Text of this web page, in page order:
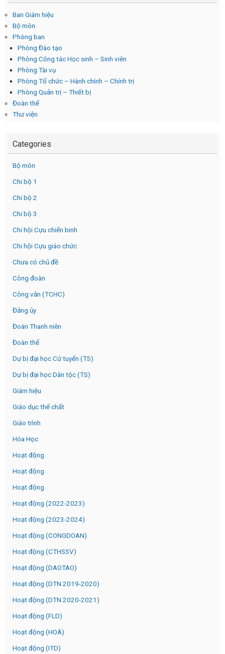
Ban Giám hiệu
Bộ môn
Phòng ban
Phòng Đào tạo
Phòng Công tác Học sinh – Sinh viên
Phòng Tài vụ
Phòng Tổ chức – Hành chính – Chính trị
Phòng Quản trị – Thiết bị
Đoàn thể
Thư viện
Categories
Bộ môn
Chi bộ 1
Chi bộ 2
Chi bộ 3
Chi hội Cựu chiến binh
Chi hội Cựu giáo chức
Chưa có chủ đề
Công đoàn
Công văn (TCHC)
Đảng ủy
Đoàn Thanh niên
Đoàn thể
Dự bị đại học Cử tuyển (TS)
Dự bị đại học Dân tộc (TS)
Giám hiệu
Giáo dục thể chất
Giáo trình
Hóa Học
Hoạt động
Hoạt động
Hoạt động
Hoạt động (2022-2023)
Hoạt động (2023-2024)
Hoạt động (CONGDOAN)
Hoạt động (CTHSSV)
Hoạt động (DAOTAO)
Hoạt động (DTN 2019-2020)
Hoạt động (DTN 2020-2021)
Hoạt động (FLD)
Hoạt động (HOÁ)
Hoạt động (ITD)